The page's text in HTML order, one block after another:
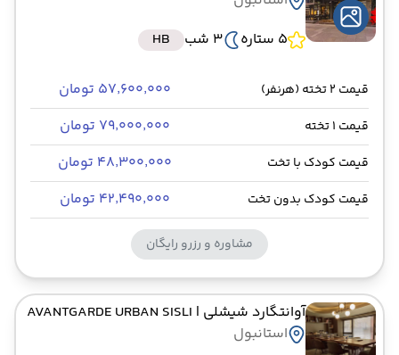
5 ستاره
3 شب HB
قیمت 2 تخته (هرنفر) ۵۷٬۶۰۰٬۰۰۰ تومان
قیمت 1 تخته ۷۹٬۰۰۰٬۰۰۰ تومان
قیمت کودک با تخت ۴۸٬۳۰۰٬۰۰۰ تومان
قیمت کودک بدون تخت ۴۲٬۴۹۰٬۰۰۰ تومان
مشاوره و رزرو رایگان
آوانتگارد شیشلی | AVANTGARDE URBAN SISLI
استانبول